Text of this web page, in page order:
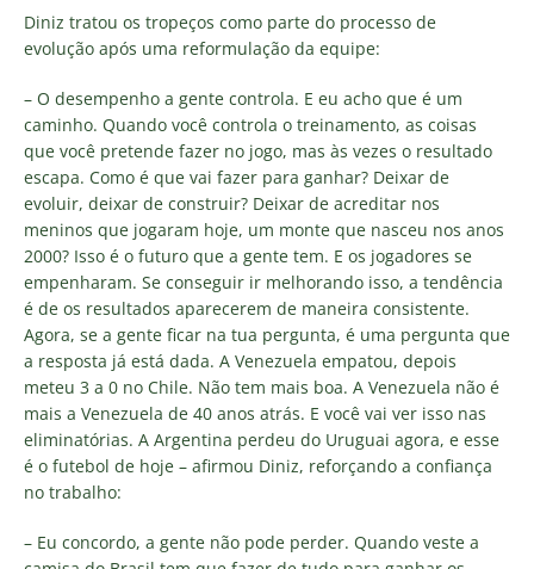
Diniz tratou os tropeços como parte do processo de
evolução após uma reformulação da equipe:
– O desempenho a gente controla. E eu acho que é um
caminho. Quando você controla o treinamento, as coisas
que você pretende fazer no jogo, mas às vezes o resultado
escapa. Como é que vai fazer para ganhar? Deixar de
evoluir, deixar de construir? Deixar de acreditar nos
meninos que jogaram hoje, um monte que nasceu nos anos
2000? Isso é o futuro que a gente tem. E os jogadores se
empenharam. Se conseguir ir melhorando isso, a tendência
é de os resultados aparecerem de maneira consistente.
Agora, se a gente ficar na tua pergunta, é uma pergunta que
a resposta já está dada. A Venezuela empatou, depois
meteu 3 a 0 no Chile. Não tem mais boa. A Venezuela não é
mais a Venezuela de 40 anos atrás. E você vai ver isso nas
eliminatórias. A Argentina perdeu do Uruguai agora, e esse
é o futebol de hoje – afirmou Diniz, reforçando a confiança
no trabalho:
– Eu concordo, a gente não pode perder. Quando veste a